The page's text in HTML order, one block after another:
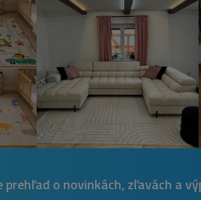
prehľad o novinkách, zľavách a